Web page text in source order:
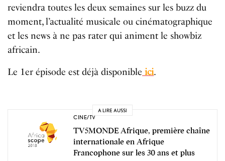
reviendra toutes les deux semaines sur les buzz du
moment, l’actualité musicale ou cinématographique
et les news à ne pas rater qui animent le showbiz
africain.
Le 1er épisode est déjà disponible ici.
A LIRE AUSSI
CINE/TV
TV5MONDE Afrique, première chaîne
internationale en Afrique
Francophone sur les 30 ans et plus